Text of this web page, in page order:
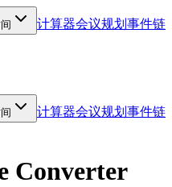
计算器会议规划 事件链
计算器会议规划 事件链
Converter